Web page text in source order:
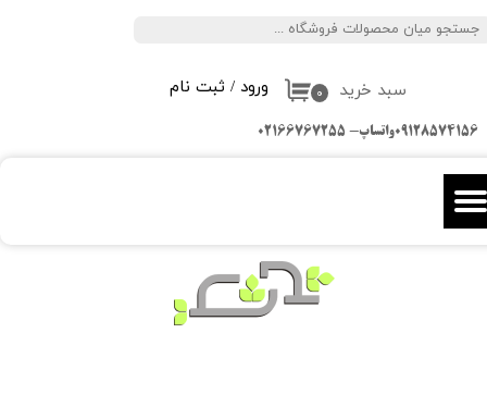
ورود / ثبت نام
تغییر گذر واژه
سفارشات
خروج از حساب کاربری
۰ سبد خرید